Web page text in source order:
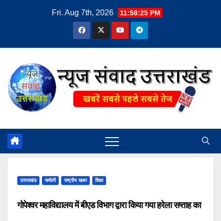
Fri. Aug 7th, 2026 11:58:25 PM
उत्तराखंड चमोली राष्ट्रीय खबर शिक्षा
गोपेश्वर महाविद्यालय में बीएड विभाग द्वारा किया गया हरेला सप्ताह का